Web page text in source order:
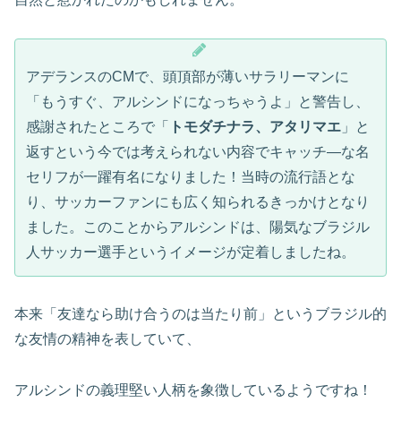
アデランスのCMで、頭頂部が薄いサラリーマンに
「もうすぐ、アルシンドになっちゃうよ」と警告し、
感謝されたところで「
トモダチナラ、アタリマエ 」と
返すという今では考えられない内容でキャッチ―な名
セリフが一躍有名になりました！当時の流行語とな
り、サッカーファンにも広く知られるきっかけとなり
ました。このことからアルシンドは、陽気なブラジル
人サッカー選手というイメージが定着しましたね。
本来「友達なら助け合うのは当たり前」というブラジル的
な友情の精神を表していて、
アルシンドの義理堅い人柄を象徴しているようですね！